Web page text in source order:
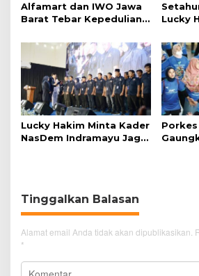
Alfamart dan IWO Jawa
Barat Tebar Kepedulian
Lucky
Mulai
Lucky Hakim Minta Kader
NasDem Indramayu Jaga
Tinggalkan Balasan
Alamat email Anda tidak akan dipublikasikan.
*